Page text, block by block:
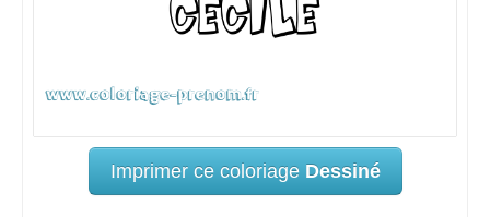
Imprimer ce coloriage Dessiné